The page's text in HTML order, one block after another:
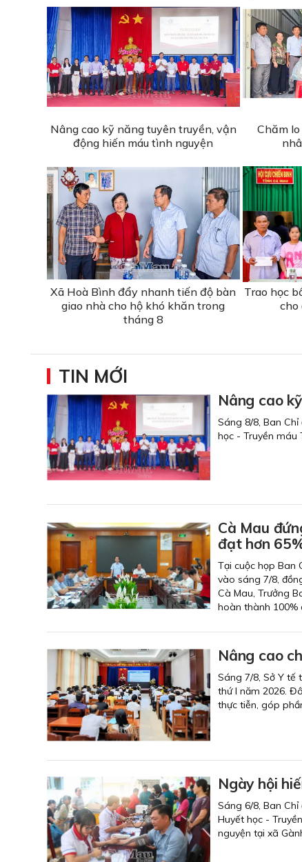
Nâng cao kỹ năng tuyên truyền, vận
động hiến máu tình nguyện
Chăm
Xã Hoà Bình đẩy nhanh tiến độ bàn
giao nhà cho hộ khó khăn trong
tháng 8
Trao học
cho
TIN MỚI
Nâng cao
Sáng 8/8, Ban
học - Truyền máu
Cà Mau
đạt hơn
Tại cuộc họp Ban
vào sáng 7/8,
Cà Mau, Trưởng
hoàn thành
Nâng cao
Sáng 7/8, Sở Y tế
thứ I năm 2026.
thực tiễn, góp
Ngày hội
Sáng 6/8, Ban
Huyết học -
nguyện tại xã